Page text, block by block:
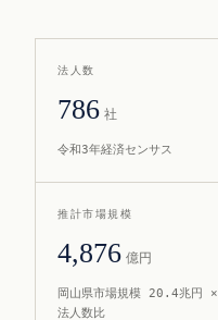
法人数
786 社
令和3年経済センサス
推計市場規模
4,876 億円
岡山県市場規模 20.4兆円 ×
法人数比